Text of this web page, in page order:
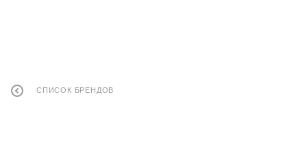
СПИСОК БРЕНДОВ